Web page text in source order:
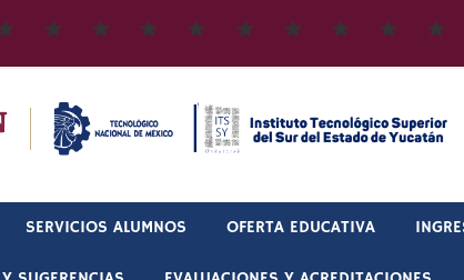
SERVICIOS ALUMNOS OFERTA EDUCATIVA